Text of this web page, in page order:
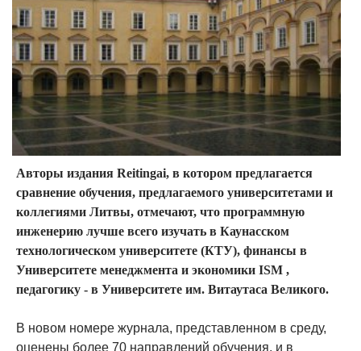
Авторы издания Reitingai, в котором предлагается
сравнение обучения, предлагаемого университетами и
коллегиями Литвы, отмечают, что программную
инженерию лучше всего изучать в Каунасском
технологическом университете (КТУ), финансы в
Университете менеджмента и экономики ISM ,
педагогику - в Университете им. Витаутаса Великого.
В новом номере журнала, представленном в среду,
оценены более 70 направлений обучения, и в